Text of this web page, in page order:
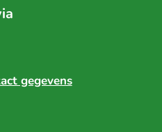
gegevens